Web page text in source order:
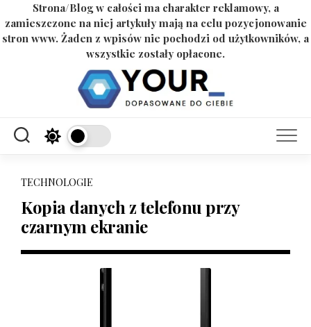
Strona/Blog w całości ma charakter reklamowy, a
zamieszczone na niej artykuły mają na celu pozycjonowanie
stron www. Żaden z wpisów nie pochodzi od użytkowników, a
wszystkie zostały opłacone.
TECHNOLOGIE
Kopia danych z telefonu przy
czarnym ekranie